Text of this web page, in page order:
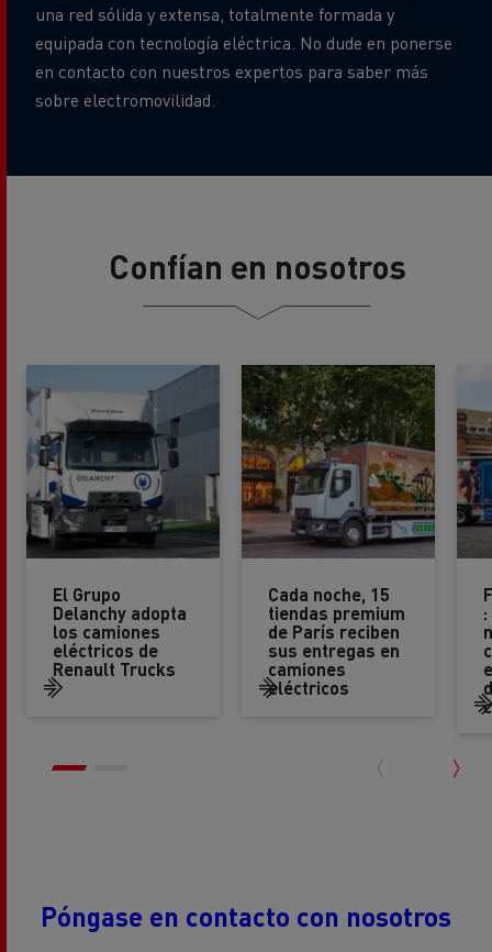
una red sólida y extensa, totalmente formada y
equipada con tecnología eléctrica. No dude en ponerse
en contacto con nuestros expertos para saber más
sobre electromovilidad.
Confían en nosotros
El Grupo
Delanchy adopta
los camiones
eléctricos de
Renault Trucks
Cada noche, 15
tiendas premium
de París reciben
sus entregas en
camiones
eléctricos
Póngase en contacto con nosotros